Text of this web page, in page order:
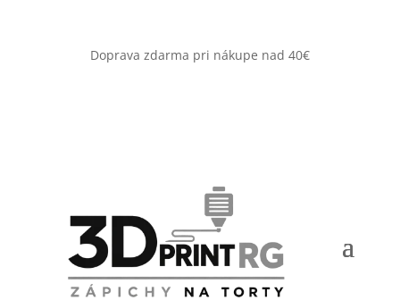
Doprava zdarma pri nákupe nad 40€